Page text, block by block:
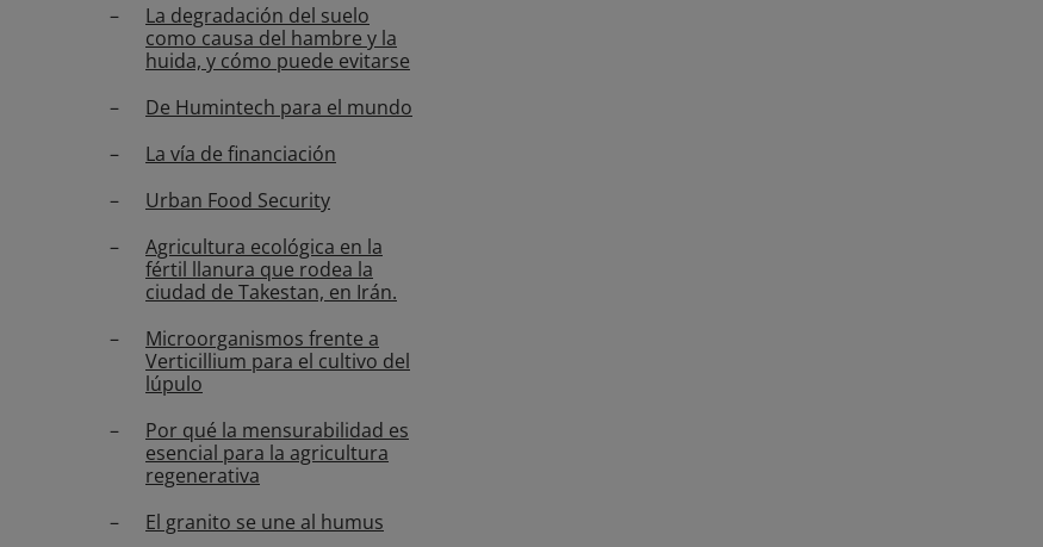
La degradación del suelo
como causa del hambre y la
huida, y cómo puede evitarse
De Humintech para el mundo
La vía de financiación
Urban Food Security
Agricultura ecológica en la
fértil llanura que rodea la
ciudad de Takestan, en Irán.
Microorganismos frente a
Verticillium para el cultivo del
lúpulo
Por qué la mensurabilidad es
esencial para la agricultura
regenerativa
El granito se une al humus